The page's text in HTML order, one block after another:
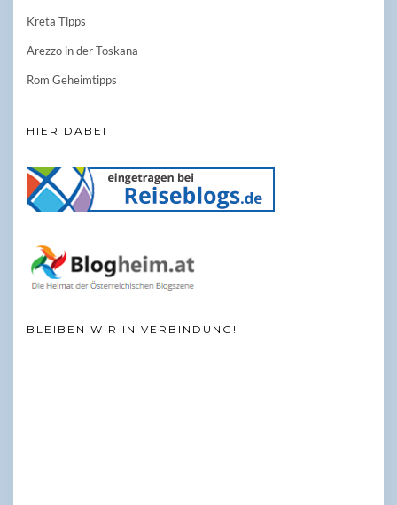
Kreta Tipps
Arezzo in der Toskana
Rom Geheimtipps
HIER DABEI
BLEIBEN WIR IN VERBINDUNG!